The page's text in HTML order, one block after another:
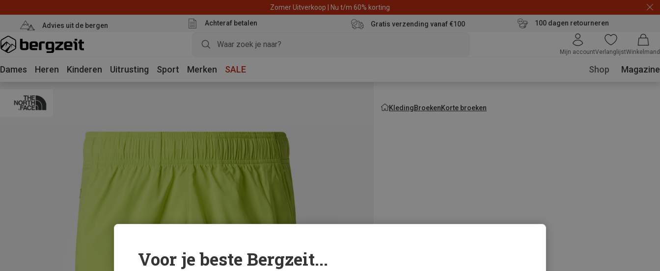
Zomer Uitverkoop | Nu t/m 60% korting
Advies uit de bergen Achteraf betalen Gratis verzending vanaf €100 100 dagen retourneren
Mijn accountVerlanglijstWinkelmand
Dames Heren Kinderen Uitrusting Sport Merken SALE Shop Magazine
KledingBroekenKorte broeken
Voor je beste Bergzeit...